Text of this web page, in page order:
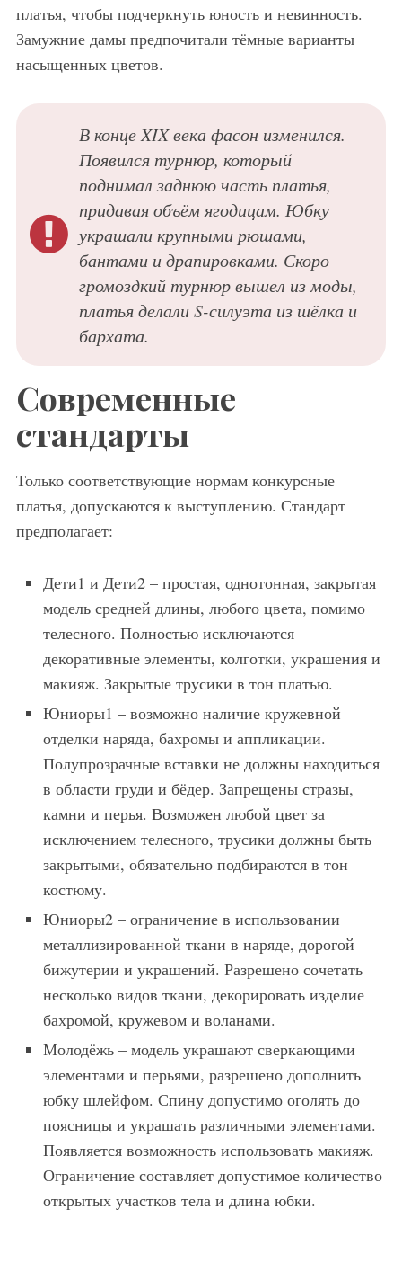
платья, чтобы подчеркнуть юность и невинность.
Замужние дамы предпочитали тёмные варианты
насыщенных цветов.
В конце XIX века фасон изменился.
Появился турнюр, который
поднимал заднюю часть платья,
придавая объём ягодицам. Юбку
украшали крупными рюшами,
бантами и драпировками. Скоро
громоздкий турнюр вышел из моды,
платья делали S-силуэта из шёлка и
бархата.
Современные
стандарты
Только соответствующие нормам конкурсные
платья, допускаются к выступлению. Стандарт
предполагает:
Дети1 и Дети2 – простая, однотонная, закрытая
модель средней длины, любого цвета, помимо
телесного. Полностью исключаются
декоративные элементы, колготки, украшения и
макияж. Закрытые трусики в тон платью.
Юниоры1 – возможно наличие кружевной
отделки наряда, бахромы и аппликации.
Полупрозрачные вставки не должны находиться
в области груди и бёдер. Запрещены стразы,
камни и перья. Возможен любой цвет за
исключением телесного, трусики должны быть
закрытыми, обязательно подбираются в тон
костюму.
Юниоры2 – ограничение в использовании
металлизированной ткани в наряде, дорогой
бижутерии и украшений. Разрешено сочетать
несколько видов ткани, декорировать изделие
бахромой, кружевом и воланами.
Молодёжь – модель украшают сверкающими
элементами и перьями, разрешено дополнить
юбку шлейфом. Спину допустимо оголять до
поясницы и украшать различными элементами.
Появляется возможность использовать макияж.
Ограничение составляет допустимое количество
открытых участков тела и длина юбки.